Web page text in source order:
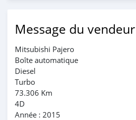
Message du vendeur
Mitsubishi Pajero
Boîte automatique
Diesel
Turbo
73.306 Km
4D
Année : 2015